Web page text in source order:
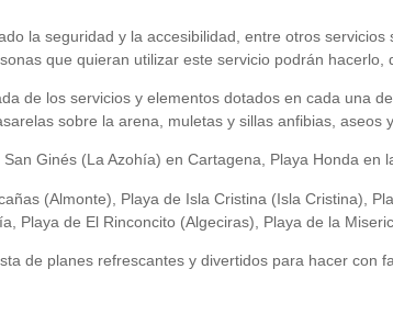
la seguridad y la accesibilidad, entre otros servicios
que quieran utilizar este servicio podrán hacerlo,
de los servicios y elementos dotados en cada una
sobre la arena, muletas y sillas anfibias, aseos
Ginés (La Azohía) en Cartagena, Playa Honda en
(Almonte), Playa de Isla Cristina (Isla Cristina),
Playa de El Rinconcito (Algeciras), Playa de la
de planes refrescantes y divertidos para hacer con